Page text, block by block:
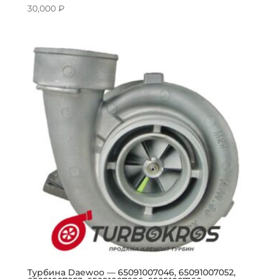
30,000 ₽
Турбина Daewoo — 65091007046, 65091007052,